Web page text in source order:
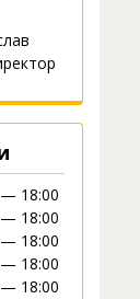
18:00
18:00
18:00
18:00
18:00